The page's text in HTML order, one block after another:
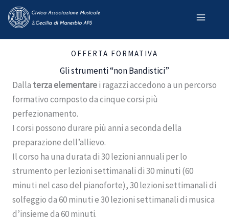
Skip
OFFERTA FORMATIVA
Gli strumenti “non Bandistici”
Dalla terza elementarei ragazzi accedono a un percorso
formativo composto da cinque corsi più
perfezionamento.
I corsi possono durare più anni a seconda della
preparazione dell’allievo.
Il corso ha una durata di 30 lezioni annuali per lo
strumento per lezioni settimanali di 30 minuti (60
minuti nel caso del pianoforte), 30 lezioni settimanali di
solfeggio da 60 minuti e 30 lezioni settimanali di musica
d’insieme da 60 minuti.